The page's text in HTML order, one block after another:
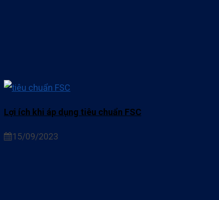
Lợi ích khi áp dụng tiêu chuẩn FSC
15/09/2023